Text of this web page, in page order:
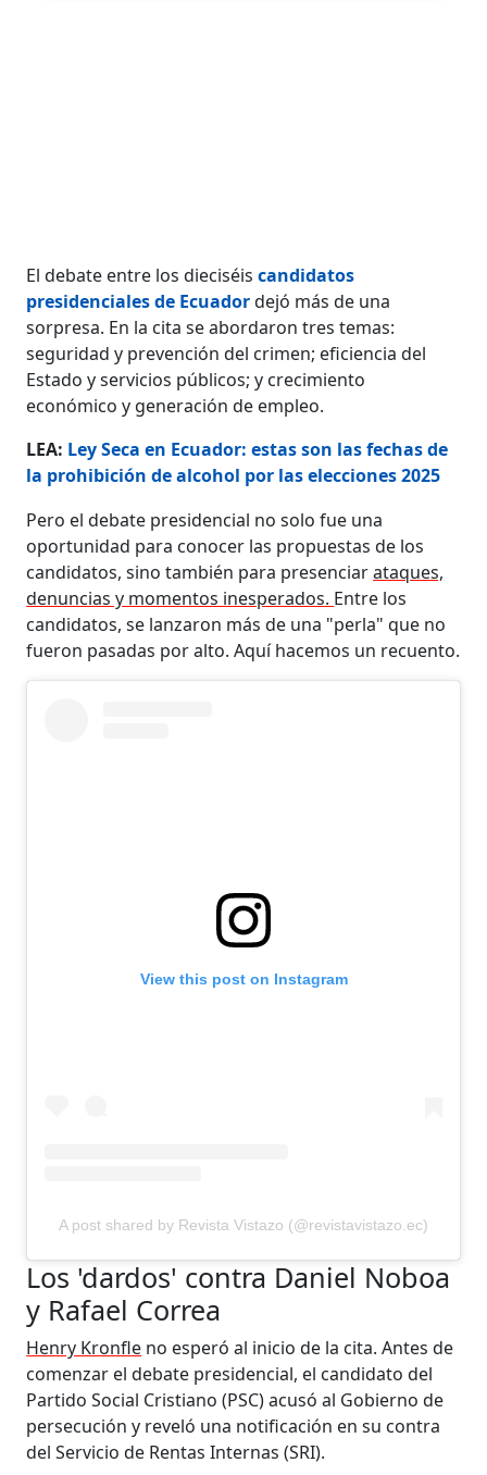
El debate entre los dieciséiscandidatos
presidenciales de Ecuadordejó más de una
sorpresa. En la cita se abordaron tres temas:
seguridad y prevención del crimen; eficiencia del
Estado y servicios públicos; y crecimiento
económico y generación de empleo.
LEA: Ley Seca en Ecuador: estas son las fechas de
la prohibición de alcohol por las elecciones 2025
Pero el debate presidencial no solo fue una
oportunidad para conocer las propuestas de los
candidatos, sino también para presenciarataques,
denuncias y momentos inesperados. Entre los
candidatos, se lanzaron más de una "perla" que no
fueron pasadas por alto. Aquí hacemos un recuento.
View this post on Instagram
A post shared by Revista Vistazo (@revistavistazo.ec)
Los 'dardos' contra Daniel Noboa
y Rafael Correa
Henry Kronfle no esperó al inicio de la cita. Antes de
comenzar el debate presidencial, el candidato del
Partido Social Cristiano (PSC) acusó al Gobierno de
persecución y reveló una notificación en su contra
del Servicio de Rentas Internas (SRI).